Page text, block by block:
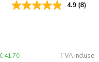
4.9 (8)
€ 41,70 TVA incluse